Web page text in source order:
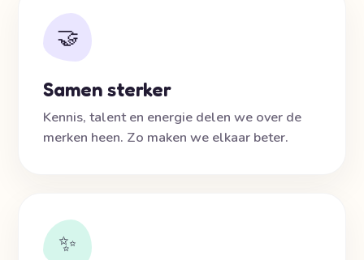
🤝
Samen sterker
Kennis, talent en energie delen we over de
merken heen. Zo maken we elkaar beter.
✨